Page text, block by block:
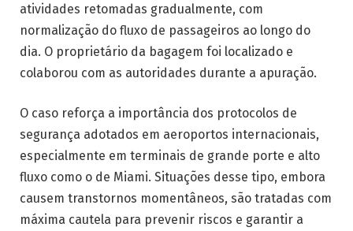
atividades retomadas gradualmente, com
normalização do fluxo de passageiros ao longo do
dia. O proprietário da bagagem foi localizado e
colaborou com as autoridades durante a apuração.
O caso reforça a importância dos protocolos de
segurança adotados em aeroportos internacionais,
especialmente em terminais de grande porte e alto
fluxo como o de Miami. Situações desse tipo, embora
causem transtornos momentâneos, são tratadas com
máxima cautela para prevenir riscos e garantir a